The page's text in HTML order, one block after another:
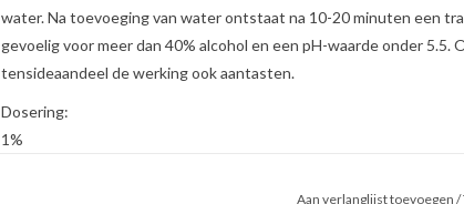
water. Na toevoeging van water ontstaat na 10-20 minuten een
gevoelig voor meer dan 40% alcohol en een pH-waarde onder 5.5.
tensideaandeel de werking ook aantasten.
Dosering:
1%
gelvormer toevoegen of met water verdunnen.Aan verlanglijst toevoegen /